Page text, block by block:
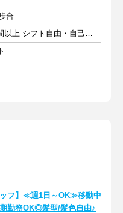
合
週2日以上 1日6時間以上 シフト自由・自己申告
ッフ】≪週1日～OK≫移動中
勤務OK◎髪型/髪色自由♪